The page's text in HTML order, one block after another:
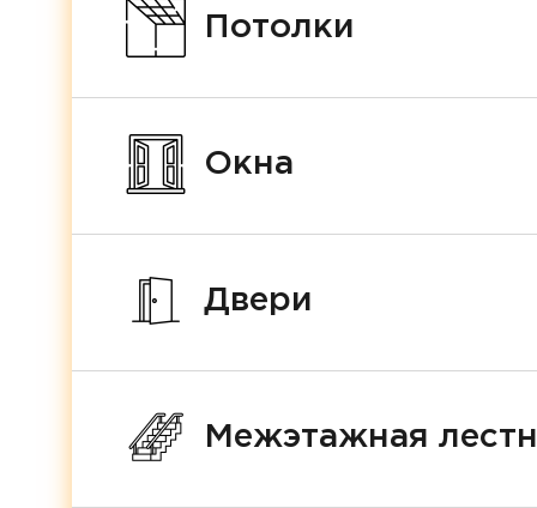
Потолки
Окна
Двери
Межэтажная